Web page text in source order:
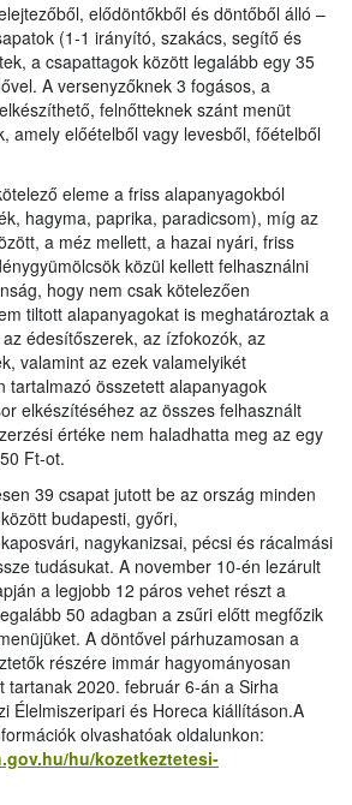
elődöntőkből és döntőből álló –
(1-1 irányító, szakács, segítő és
a csapattagok között legalább egy 35
A versenyzőknek 3 fogásos, a
felnőtteknek szánt menüt
amely előételből vagy levesből, főételből
eleme a friss alapanyagokból
hagyma, paprika, paradicsom), míg az
a méz mellett, a hazai nyári, friss
közül kellett felhasználni
hogy nem csak kötelezően
tiltott alapanyagokat is meghatároztak a
édesítőszerek, az ízfokozók, az
valamint az ezek valamelyikét
tartalmazó összetett alapanyagok
elkészítéséhez az összes felhasznált
értéke nem haladhatta meg az egy
Ft‐ot.
39 csapat jutott be az ország minden
budapesti, győri,
nagykanizsai, pécsi és rácalmási
tudásukat. A november 10-én lezárult
a legjobb 12 páros vehet részt a
50 adagban a zsűri előtt megfőzik
A döntővel párhuzamosan a
részére immár hagyományosan
tartanak 2020. február 6-án a Sirha
Élelmiszeripari és Horeca kiállításon.A
olvashatóak oldalunkon:
hu/kozetkeztetesi-